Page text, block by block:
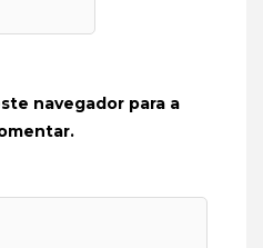
navegador para a